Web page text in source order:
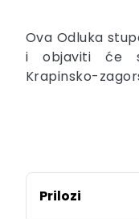
Ova Odluka
i objaviti će
Krapinsko-
Prilozi